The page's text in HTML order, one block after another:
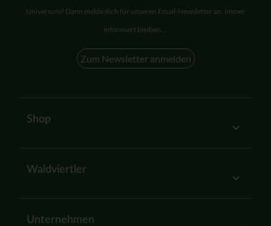
Universum? Dann melde dich für unseren Email-Newsletter an. Immer
informiert bleiben ...
Zum Newsletter anmelden
Shop
Waldviertler
Unternehmen